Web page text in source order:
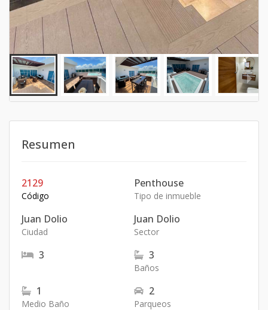
Resumen
2129
Código
Penthouse
Tipo de inmueble
Juan Dolio
Ciudad
Juan Dolio
Sector
3 3
Baños
1
Medio Baño
2
Parqueos